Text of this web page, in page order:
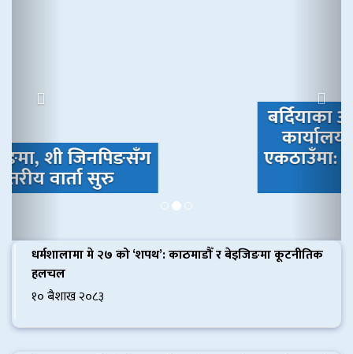
बर्दियाका आठै स्थानीय तह वन
कार्यालयको सूचना विरुद्ध
एकठाउँमा: ‘पहिचान नगरी बस्ती
धर्मशालामा मे २७ को ‘शपथ’: काठमाडौँ र बेइजिङमा कूटनीतिक
हलचल
१० बैशाख २०८३